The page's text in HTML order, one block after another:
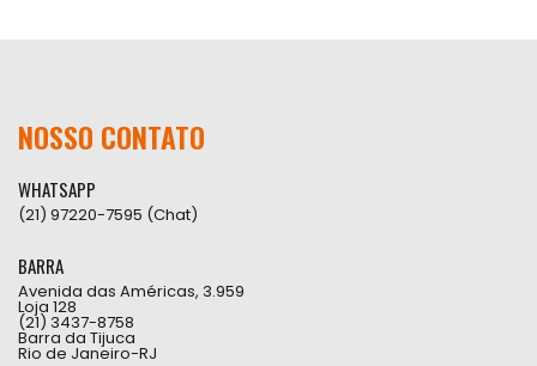
NOSSO CONTATO
WHATSAPP
(21) 97220-7595 (Chat)
BARRA
Avenida das Américas, 3.959
Loja 128
(21) 3437-8758
Barra da Tijuca
Rio de Janeiro-RJ